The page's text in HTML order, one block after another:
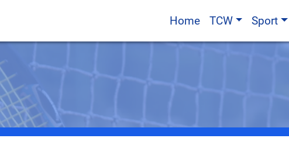
Home TCW Sport